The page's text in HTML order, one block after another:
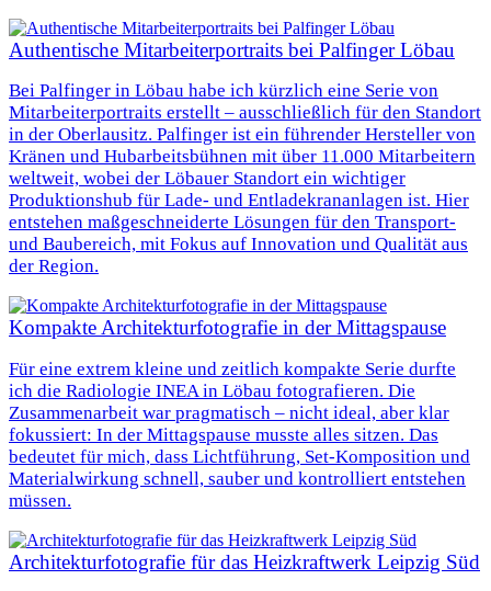
Authentische Mitarbeiterportraits bei Palfinger Löbau
Bei Palfinger in Löbau habe ich kürzlich eine Serie von
Mitarbeiterportraits erstellt – ausschließlich für den Standort
in der Oberlausitz. Palfinger ist ein führender Hersteller von
Kränen und Hubarbeitsbühnen mit über 11.000 Mitarbeitern
weltweit, wobei der Löbauer Standort ein wichtiger
Produktionshub für Lade- und Entladekrananlagen ist. Hier
entstehen maßgeschneiderte Lösungen für den Transport-
und Baubereich, mit Fokus auf Innovation und Qualität aus
der Region.
Kompakte Architekturfotografie in der Mittagspause
Für eine extrem kleine und zeitlich kompakte Serie durfte
ich die Radiologie INEA in Löbau fotografieren. Die
Zusammenarbeit war pragmatisch – nicht ideal, aber klar
fokussiert: In der Mittagspause musste alles sitzen. Das
bedeutet für mich, dass Lichtführung, Set-Komposition und
Materialwirkung schnell, sauber und kontrolliert entstehen
müssen.
Architekturfotografie für das Heizkraftwerk Leipzig Süd